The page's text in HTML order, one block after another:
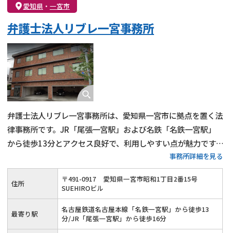
愛知県 ・ 一宮市
弁護士法人リブレ一宮事務所
弁護士法人リブレ一宮事務所は、愛知県一宮市に拠点を置く法
律事務所です。JR「尾張一宮駅」および名鉄「名鉄一宮駅」
から徒歩13分とアクセス良好で、利用しやすい点が魅力です。
各分野ごとに弁護士が在籍し、それぞれの領域でリーダーを担
うほど専門性が高いため安心して利用できます。
事務所詳細を見る
住所 〒491-0917
愛知県一宮市昭和1丁目2番15号
SUEHIROビル
最寄り駅
名古屋鉄道名古屋本線「名鉄一宮駅」から徒歩13
分/JR「尾張一宮駅」から徒歩16分